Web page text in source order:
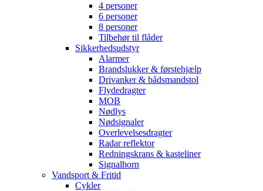
4 personer
6 personer
8 personer
Tilbehør til flåder
Sikkerhedsudstyr
Alarmer
Brandslukker & førstehjælp
Drivanker & bådsmandstol
Flydedragter
MOB
Nødlys
Nødsignaler
Overlevelsesdragter
Radar reflektor
Redningskrans & kasteliner
Signalhorn
Vandsport & Fritid
Cykler